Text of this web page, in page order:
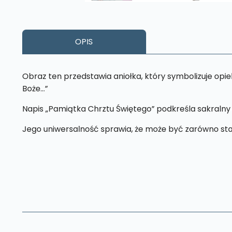
OPIS
Obraz ten przedstawia aniołka, który symbolizuje
Boże…”
Napis „Pamiątka Chrztu Świętego” podkreśla
Jego uniwersalność sprawia, że może być zarówno